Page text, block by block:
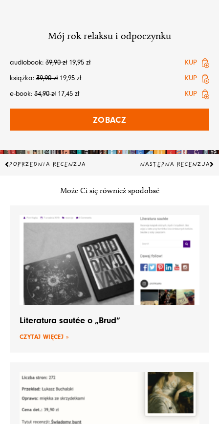
Mój rok relaksu i odpoczynku
audiobook: 39,90zł 19,95 zł
KUP
książka: 39,90zł 19,95 zł
KUP
e-book: 34,90zł 17,45 zł KUP
ZOBACZ
Prev
POPRZEDNIA RECENZJA NASTĘPNA RECENZJA
Może Ci się również spodobać
Literatura sautée o „Brud”
CZYTAJ WIĘCEJ »